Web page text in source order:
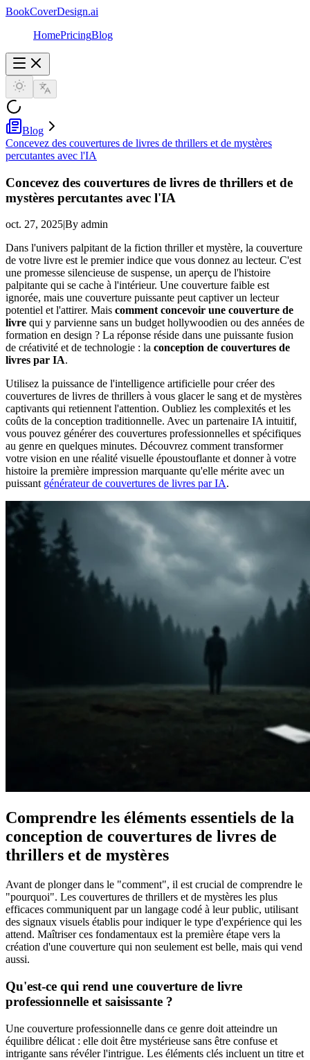
BookCoverDesign.ai
HomePricingBlog
Blog
Concevez des couvertures de livres de thrillers et de mystères
percutantes avec l'IA
Concevez des couvertures de livres de thrillers et de
mystères percutantes avec l'IA
oct. 27, 2025|By admin
Dans l'univers palpitant de la fiction thriller et mystère, la couverture
de votre livre est le premier indice que vous donnez au lecteur. C'est
une promesse silencieuse de suspense, un aperçu de l'histoire
palpitante qui se cache à l'intérieur. Une couverture faible est
ignorée, mais une couverture puissante peut captiver un lecteur
potentiel et l'attirer. Mais comment concevoir une couverture de
livre qui y parvienne sans un budget hollywoodien ou des années de
formation en design ? La réponse réside dans une puissante fusion
de créativité et de technologie : la conception de couvertures de
livres par IA.
Utilisez la puissance de l'intelligence artificielle pour créer des
couvertures de livres de thrillers à vous glacer le sang et de mystères
captivants qui retiennent l'attention. Oubliez les complexités et les
coûts de la conception traditionnelle. Avec un partenaire IA intuitif,
vous pouvez générer des couvertures professionnelles et spécifiques
au genre en quelques minutes. Découvrez comment transformer
votre vision en une réalité visuelle époustouflante et donner à votre
histoire la première impression marquante qu'elle mérite avec un
puissant générateur de couvertures de livres par IA.
Comprendre les éléments essentiels de la
conception de couvertures de livres de
thrillers et de mystères
Avant de plonger dans le "comment", il est crucial de comprendre le
"pourquoi". Les couvertures de thrillers et de mystères les plus
efficaces communiquent par un langage codé à leur public, utilisant
des signaux visuels établis pour indiquer le type d'expérience qui les
attend. Maîtriser ces fondamentaux est la première étape vers la
création d'une couverture qui non seulement est belle, mais qui vend
aussi.
Qu'est-ce qui rend une couverture de livre
professionnelle et saisissante ?
Une couverture professionnelle dans ce genre doit atteindre un
équilibre délicat : elle doit être mystérieuse sans être confuse et
intrigante sans révéler l'intrigue. Les éléments clés incluent un titre et